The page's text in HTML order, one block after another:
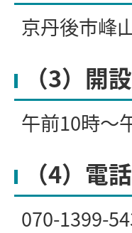
京丹後市峰
（3）開
午前10時～
（4）電
070-1399-